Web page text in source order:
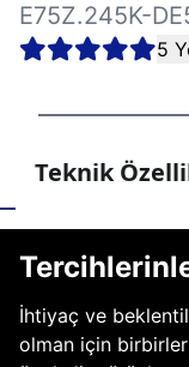
E75Z.245K-
5
Teknik
İhtiyaç ve
olman için